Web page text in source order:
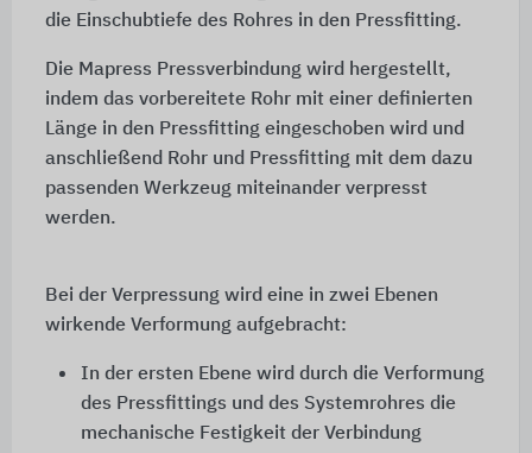
die Einschubtiefe des Rohres in den Pressfitting.
Die Mapress Pressverbindung wird hergestellt,
indem das vorbereitete Rohr mit einer definierten
Länge in den Pressfitting eingeschoben wird und
anschließend Rohr und Pressfitting mit dem dazu
passenden Werkzeug miteinander verpresst
werden.
Bei der Verpressung wird eine in zwei Ebenen
wirkende Verformung aufgebracht:
In der ersten Ebene wird durch die Verformung
des Pressfittings und des Systemrohres die
mechanische Festigkeit der Verbindung